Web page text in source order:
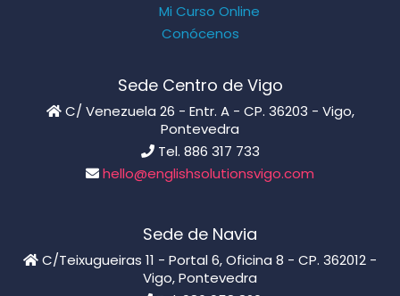
Mi Curso Online
Conócenos
Sede Centro de Vigo
C/ Venezuela 26 - Entr. A - CP. 36203 - Vigo,
Pontevedra
Tel. 886 317 733
hello@englishsolutionsvigo.com
Sede de Navia
C/Teixugueiras 11 - Portal 6, Oficina 8 - CP. 362012 -
Vigo, Pontevedra